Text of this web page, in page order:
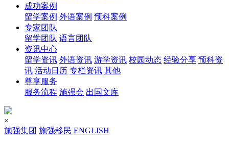
成功案例
留学案例 外语案例 预科案例
专家团队
留学团队 语言团队
资讯中心
留学资讯 外语资讯 游学资讯 校园动态 经验分享 预科资
讯 活动日历 专栏资讯 其他
尊享服务
服务流程 施强会 出国文库
×
施强集团 施强移民 ENGLISH